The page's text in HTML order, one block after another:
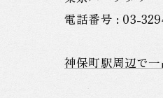
電話番号 : 03-
神保町駅周辺で